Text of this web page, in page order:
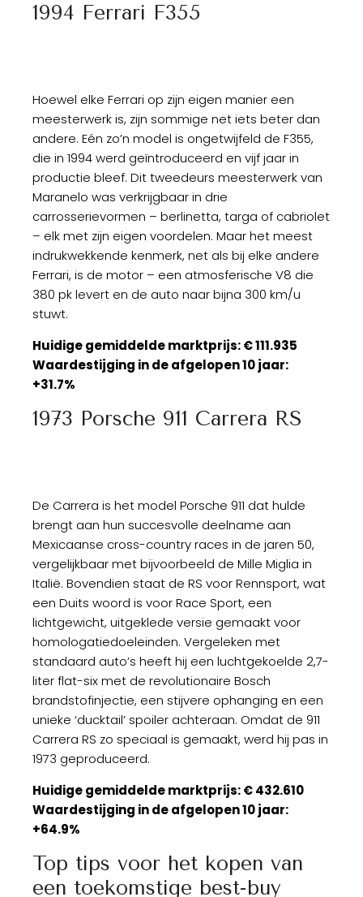
1994 Ferrari F355
Hoewel elke Ferrari op zijn eigen manier een
meesterwerk is, zijn sommige net iets beter dan
andere. Eén zo’n model is ongetwijfeld de F355,
die in 1994 werd geïntroduceerd en vijf jaar in
productie bleef. Dit tweedeurs meesterwerk van
Maranelo was verkrijgbaar in drie
carrosserievormen – berlinetta, targa of cabriolet
– elk met zijn eigen voordelen. Maar het meest
indrukwekkende kenmerk, net als bij elke andere
Ferrari, is de motor – een atmosferische V8 die
380 pk levert en de auto naar bijna 300 km/u
stuwt.
Huidige gemiddelde marktprijs: € 111.935
Waardestijging in de afgelopen 10 jaar:
+31.7%
1973 Porsche 911 Carrera RS
De Carrera is het model Porsche 911 dat hulde
brengt aan hun succesvolle deelname aan
Mexicaanse cross-country races in de jaren 50,
vergelijkbaar met bijvoorbeeld de Mille Miglia in
Italië. Bovendien staat de RS voor Rennsport, wat
een Duits woord is voor Race Sport, een
lichtgewicht, uitgeklede versie gemaakt voor
homologatiedoeleinden. Vergeleken met
standaard auto’s heeft hij een luchtgekoelde 2,7-
liter flat-six met de revolutionaire Bosch
brandstofinjectie, een stijvere ophanging en een
unieke ‘ducktail’ spoiler achteraan. Omdat de 911
Carrera RS zo speciaal is gemaakt, werd hij pas in
1973 geproduceerd.
Huidige gemiddelde marktprijs: € 432.610
Waardestijging in de afgelopen 10 jaar:
+64.9%
Top tips voor het kopen van
een toekomstige best-buy